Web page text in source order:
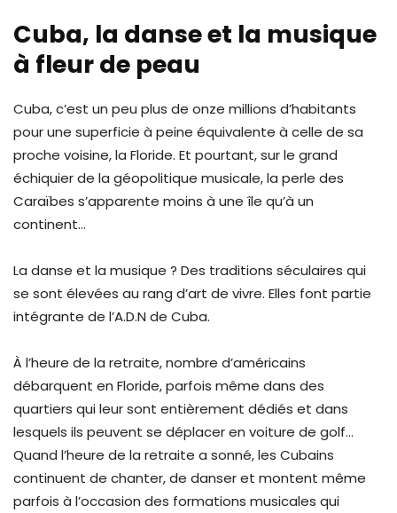
Cuba, la danse et la musique
à fleur de peau
Cuba, c’est un peu plus de onze millions d’habitants
pour une superficie à peine équivalente à celle de sa
proche voisine, la Floride. Et pourtant, sur le grand
échiquier de la géopolitique musicale, la perle des
Caraïbes s’apparente moins à une île qu’à un
continent…
La danse et la musique ? Des traditions séculaires qui
se sont élevées au rang d’art de vivre. Elles font partie
intégrante de l’A.D.N de Cuba.
À l’heure de la retraite, nombre d’américains
débarquent en Floride, parfois même dans des
quartiers qui leur sont entièrement dédiés et dans
lesquels ils peuvent se déplacer en voiture de golf…
Quand l’heure de la retraite a sonné, les Cubains
continuent de chanter, de danser et montent même
parfois à l’occasion des formations musicales qui